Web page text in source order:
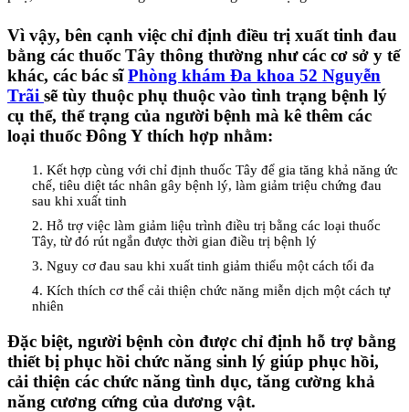
Vì vậy, bên cạnh việc chỉ định điều trị xuất tinh đau
bằng các thuốc Tây thông thường như các cơ sở y tế
khác, các bác sĩPhòng khám Đa khoa 52 Nguyễn
Trãi sẽ tùy thuộc phụ thuộc vào tình trạng bệnh lý
cụ thể, thể trạng của người bệnh mà kê thêm các
loại thuốc Đông Y thích hợp nhằm:
1. Kết hợp cùng với chỉ định thuốc Tây để gia tăng khả năng ức
chế, tiêu diệt tác nhân gây bệnh lý, làm giảm triệu chứng đau
sau khi xuất tinh
2. Hỗ trợ việc làm giảm liệu trình điều trị bằng các loại thuốc
Tây, từ đó rút ngắn được thời gian điều trị bệnh lý
3. Nguy cơ đau sau khi xuất tinh giảm thiểu một cách tối đa
4. Kích thích cơ thể cải thiện chức năng miễn dịch một cách tự
nhiên
Đặc biệt, người bệnh còn được chỉ định hỗ trợ bằng
thiết bị phục hồi chức năng sinh lý giúp phục hồi,
cải thiện các chức năng tình dục, tăng cường khả
năng cương cứng của dương vật.